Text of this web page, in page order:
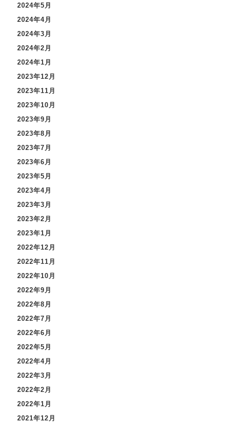
2024年5月
2024年4月
2024年3月
2024年2月
2024年1月
2023年12月
2023年11月
2023年10月
2023年9月
2023年8月
2023年7月
2023年6月
2023年5月
2023年4月
2023年3月
2023年2月
2023年1月
2022年12月
2022年11月
2022年10月
2022年9月
2022年8月
2022年7月
2022年6月
2022年5月
2022年4月
2022年3月
2022年2月
2022年1月
2021年12月